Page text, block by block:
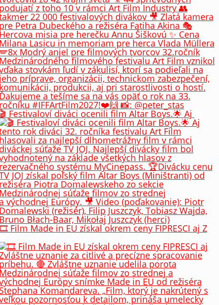
Festivaloví diváci ocenili film Altar Boys.🌟 Aj
Film Made in EU získal okrem ceny FIPRESCI aj Z